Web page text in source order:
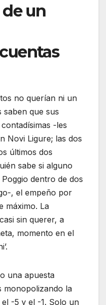
un
no querían ni un
saben que sus
-les
Novi Ligure; las dos
últimos dos
sabe si alguno
dentro de dos
, el empeño por
máximo. La
sin querer, a
momento en el
una apuesta
monopolizando la
-5 y el -1. Solo un